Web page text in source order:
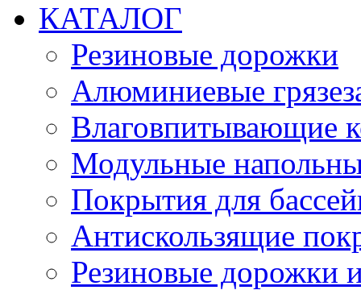
КАТАЛОГ
Резиновые дорожки
Алюминиевые
Влаговпитывающие
Модульные
Покрытия для
Антискользящие
Резиновые дорожки